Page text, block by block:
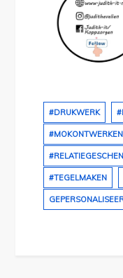
#DRUKWERK
#MOKONTWERKEN
#TEGELMAKEN